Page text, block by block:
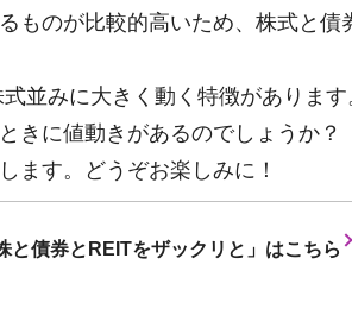
ものが比較的高いため、株式と債
並みに大きく動く特徴があります
きに値動きがあるのでしょうか？
ます。どうぞお楽しみに！
と債券とREITをザックリと」はこちら